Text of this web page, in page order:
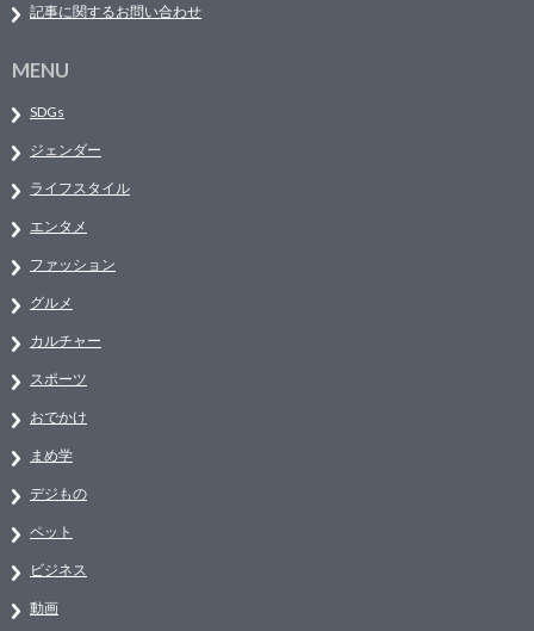
記事に関するお問い合わせ
MENU
SDGs
ジェンダー
ライフスタイル
エンタメ
ファッション
グルメ
カルチャー
スポーツ
おでかけ
まめ学
デジもの
ペット
ビジネス
動画